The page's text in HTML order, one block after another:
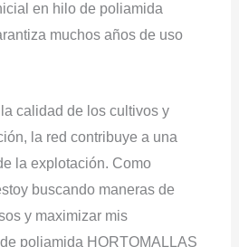
en hilo de poliamida
muchos años de uso
calidad de los cultivos y
la red contribuye a una
la explotación. Como
buscando maneras de
y maximizar mis
poliamida HORTOMALLAS